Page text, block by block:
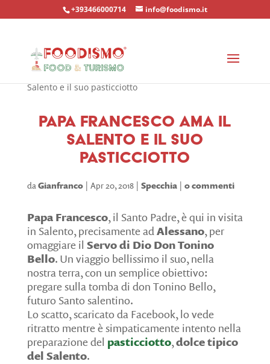
+393466000714 info@foodismo.it
Home»Località»Specchia
Salento e il suo pasticciotto
Papa Francesco ama il
Salento e il suo
pasticciotto
daGianfranco Apr 20, 2018 Specchia 0 commenti
Papa Francesco, il Santo Padre, è qui in visita
in Salento, precisamente adAlessano, per
omaggiare il Servo di Dio Don Tonino
Bello. Un viaggio bellissimo il suo, nella
nostra terra, con un semplice obiettivo:
pregare sulla tomba di don Tonino Bello,
futuro Santo salentino.
Lo scatto, scaricato da Facebook, lo vede
ritratto mentre è simpaticamente intento nella
preparazione del pasticciotto,dolce tipico
del Salento.